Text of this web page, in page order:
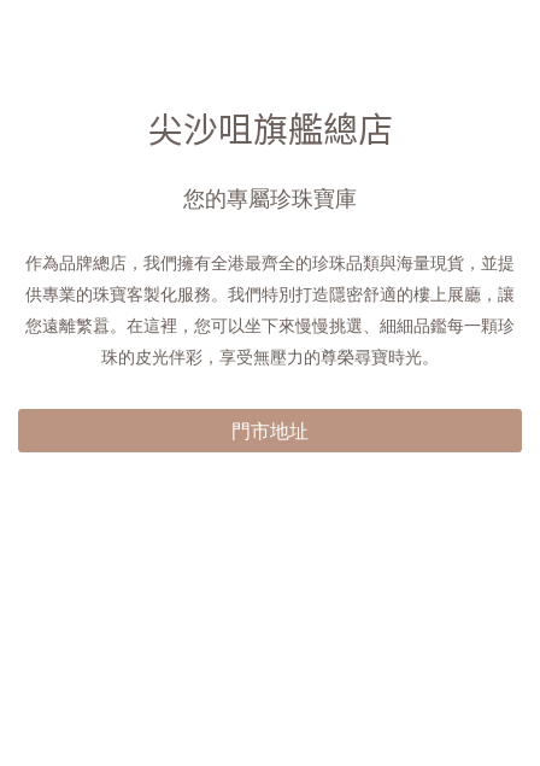
尖沙咀旗艦總店
您的專屬珍珠寶庫
作為品牌總店，我們擁有全港最齊全的珍珠品類與海量現貨，並提
供專業的珠寶客製化服務。我們特別打造隱密舒適的樓上展廳，讓
您遠離繁囂。在這裡，您可以坐下來慢慢挑選、細細品鑑每一顆珍
珠的皮光伴彩，享受無壓力的尊榮尋寶時光。
門市地址